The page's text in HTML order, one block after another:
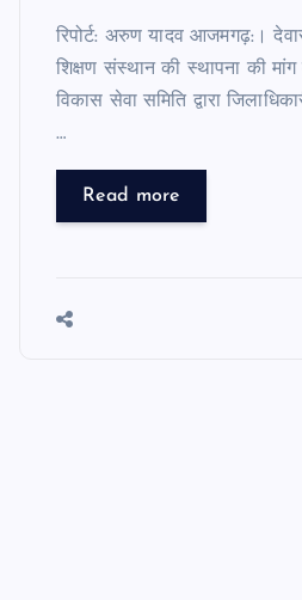
रिपोर्ट: अरुण यादव आजमगढ़:।
शिक्षण संस्थान की स्थापना की
विकास सेवा समिति द्वारा
…
Read more